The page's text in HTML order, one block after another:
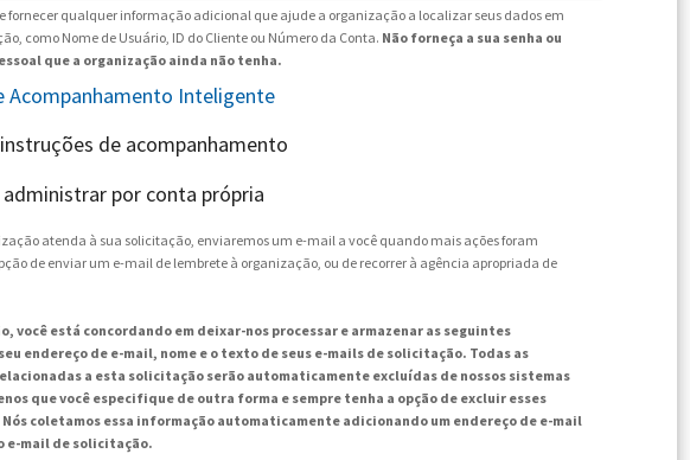
fornecer qualquer informação adicional que ajude a organização a localizar seus dados em
como Nome de Usuário, ID do Cliente ou Número da Conta. Não forneça a sua senha ou
que a organização ainda não tenha.
Acompanhamento Inteligente
de acompanhamento
administrar por conta própria
atenda à sua solicitação, enviaremos um e-mail a você quando mais ações foram
de enviar um e-mail de lembrete à organização, ou de recorrer à agência apropriada de
você está concordando em deixar-nos processar e armazenar as seguintes
endereço de e-mail, nome e o texto de seus e-mails de solicitação. Todas as
a esta solicitação serão automaticamente excluídas de nossos sistemas
que você especifique de outra forma e sempre tenha a opção de excluir esses
coletamos essa informação automaticamente adicionando um endereço de e-mail
e-mail de solicitação.